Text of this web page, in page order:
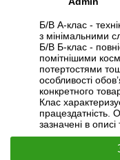
Б/В А-клас -
з мінімальними
Б/В Б-клас -
помітнішими
потертостями
особливості
конкретного
Клас
працездатність.
зазначені в